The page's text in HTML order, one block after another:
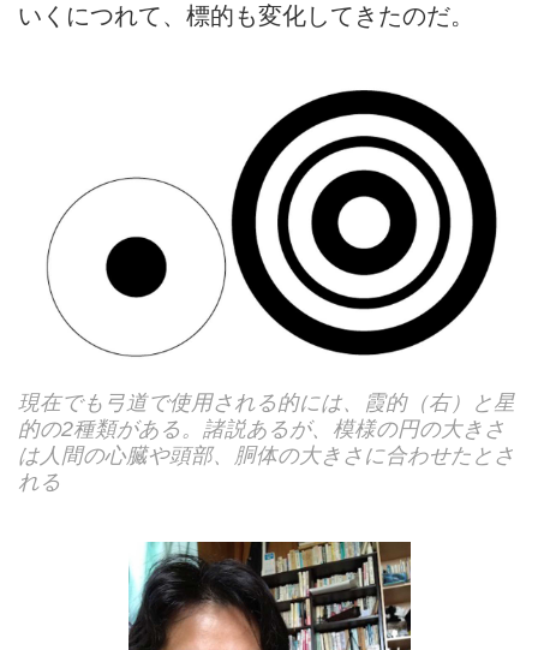
いくにつれて、標的も変化してきたのだ。
現在でも弓道で使用される的には、霞的（右）と星
的の2種類がある。諸説あるが、模様の円の大きさ
は人間の心臓や頭部、胴体の大きさに合わせたとさ
れる